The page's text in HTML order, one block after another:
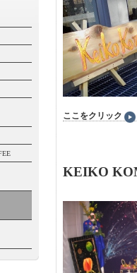
ここをクリック
KEIKO